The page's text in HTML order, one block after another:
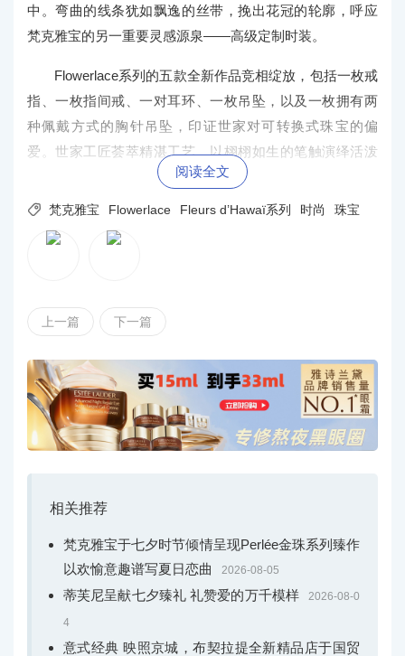
中。弯曲的线条犹如飘逸的丝带，挽出花冠的轮廓，呼应
梵克雅宝的另一重要灵感源泉——高级定制时装。
Flowerlace系列的五款全新作品竞相绽放，包括一枚戒
指、一枚指间戒、一对耳环、一枚吊坠，以及一枚拥有两
种佩戴方式的胸针吊坠，印证世家对可转换式珠宝的偏
爱。世家工匠荟萃精湛工艺，以栩栩如生的笔触演绎活泼
可人的设计。花卉图案首先制成蜡雕模型，利用古老的“脱
蜡铸造”工艺在铸造过程中浇灌金属溶液，填补模具烧制时
蜜蜡溶解遗留的空间，冷却后即形成金质花卉图案，再由
右：Flowerlace Between the Finger指间戒，小号款式
则饰以大小不一的美钻与金珠，营造微妙的不对称美感，
阅读全文
 梵克雅宝 Flowerlace Fleurs d’Hawaï系列 时尚 珠宝
上一篇 下一篇
相关推荐
梵克雅宝于七夕时节倾情呈现Perlée金珠系列臻作
以欢愉意趣谱写夏日恋曲
2026-08-05
蒂芙尼呈献七夕臻礼 礼赞爱的万千模样 2026-08-0
4
意式经典 映照京城，布契拉提全新精品店于国贸